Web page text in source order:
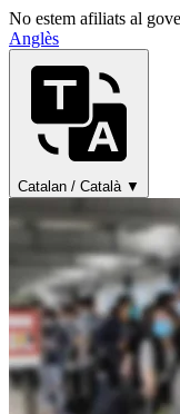
No estem afiliats al
Anglès
Catalan / Català ▼